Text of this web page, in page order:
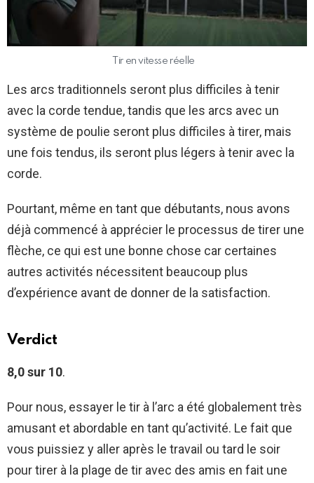
Tir en vitesse réelle
Les arcs traditionnels seront plus difficiles à tenir
avec la corde tendue, tandis que les arcs avec un
système de poulie seront plus difficiles à tirer, mais
une fois tendus, ils seront plus légers à tenir avec la
corde.
Pourtant, même en tant que débutants, nous avons
déjà commencé à apprécier le processus de tirer une
flèche, ce qui est une bonne chose car certaines
autres activités nécessitent beaucoup plus
d’expérience avant de donner de la satisfaction.
Verdict
8,0 sur 10.
Pour nous, essayer le tir à l’arc a été globalement très
amusant et abordable en tant qu’activité. Le fait que
vous puissiez y aller après le travail ou tard le soir
pour tirer à la plage de tir avec des amis en fait une